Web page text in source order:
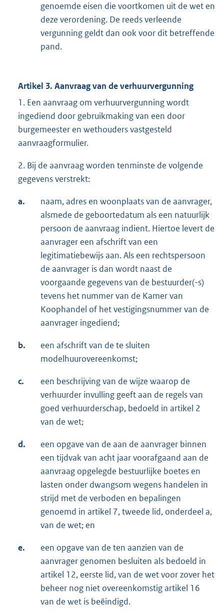
genoemde eisen die voortkomen uit de wet en
deze verordening. De reeds verleende
vergunning geldt dan ook voor dit betreffende
pand.
Artikel 3. Aanvraag van de verhuurvergunning
1. Een aanvraag om verhuurvergunning wordt
ingediend door gebruikmaking van een door
burgemeester en wethouders vastgesteld
aanvraagformulier.
2. Bij de aanvraag worden tenminste de volgende
gegevens verstrekt:
a.
naam, adres en woonplaats van de aanvrager,
alsmede de geboortedatum als een natuurlijk
persoon de aanvraag indient. Hiertoe levert de
aanvrager een afschrift van een
legitimatiebewijs aan. Als een rechtspersoon
de aanvrager is dan wordt naast de
voorgaande gegevens van de bestuurder(-s)
tevens het nummer van de Kamer van
Koophandel of het vestigingsnummer van de
aanvrager ingediend;
b.
een afschrift van de te sluiten
modelhuurovereenkomst;
c.
een beschrijving van de wijze waarop de
verhuurder invulling geeft aan de regels van
goed verhuurderschap, bedoeld in artikel 2
van de wet;
d.
een opgave van de aan de aanvrager binnen
een tijdvak van acht jaar voorafgaand aan de
aanvraag opgelegde bestuurlijke boetes en
lasten onder dwangsom wegens handelen in
strijd met de verboden en bepalingen
genoemd in artikel 7, tweede lid, onderdeel a,
van de wet; en
e.
een opgave van de ten aanzien van de
aanvrager genomen besluiten als bedoeld in
artikel 12, eerste lid, van de wet voor zover het
beheer nog niet overeenkomstig artikel 16
van de wet is beëindigd.